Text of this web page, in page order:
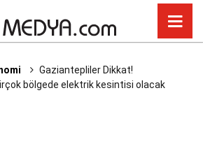
Gaziantepliler Dikkat!
bölgede elektrik kesintisi olacak